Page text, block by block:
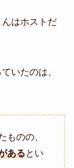
はホストだ
いたのは、
ものの、
あるとい